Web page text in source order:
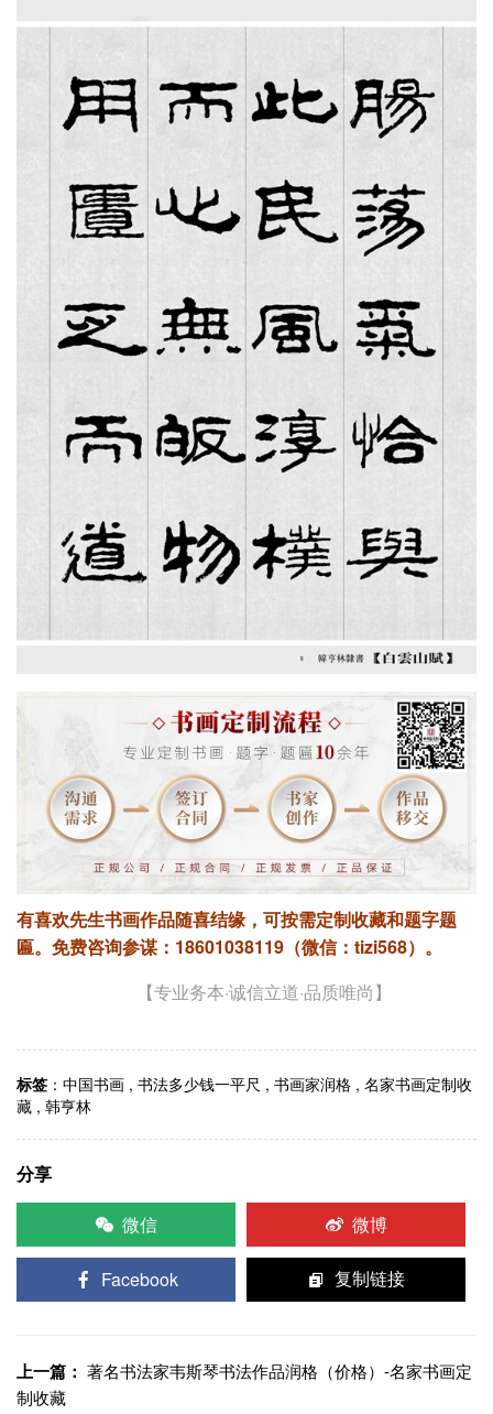
有喜欢先生书画作品随喜结缘，可按需定制收藏和题字题
匾。 免费咨询参谋：18601038119（微信：tizi568）。
【专业务本·诚信立道·品质唯尚】
标签 ： 中国书画 , 书法多少钱一平尺 , 书画家润格 , 名家书画定制收
藏 , 韩亨林
分享
微信
微博
Facebook 复制链接
上一篇： 著名书法家韦斯琴书法作品润格（价格）-名家书画定
制收藏